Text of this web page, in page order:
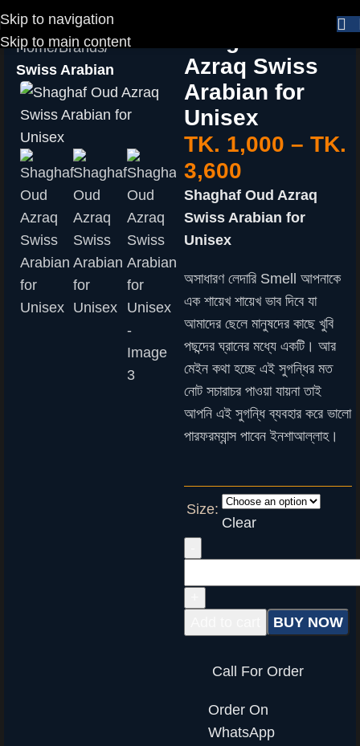
Skip to navigation
Skip to main content
Home Brands
Swiss Arabian
Azraq Swiss
Arabian for
Unisex
TK. 1,000 – TK.
3,600
Shaghaf Oud Azraq
Swiss Arabian for
Unisex
অসাধারণ লেদারি Smell আপনাকে
এক শায়েখ শায়েখ ভাব দিবে যা
আমাদের ছেলে মানুষদের কাছে খুবি
পছন্দের ঘ্রানের মধ্যে একটি। আর
মেইন কথা হচ্ছে এই সুগন্ধির মত
নোট সচারাচর পাওয়া যায়না তাই
আপনি এই সুগন্ধি ব্যবহার করে ভালো
পারফরম্যান্স পাবেন ইনশাআল্লাহ।
Size:
Clear
BUY NOW
Call For Order
Order On
WhatsApp